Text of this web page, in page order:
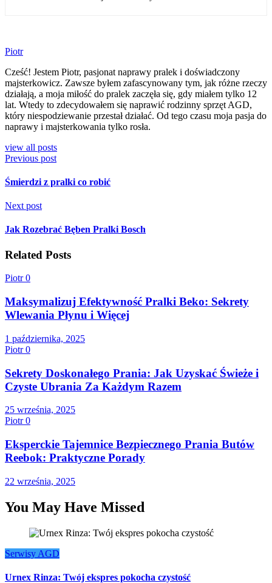
Piotr
Cześć! Jestem Piotr, pasjonat naprawy pralek i doświadczony
majsterkowicz. Zawsze byłem zafascynowany tym, jak różne rzeczy
działają, a moja miłość do pralek zaczęła się, gdy miałem tylko 12
lat. Wtedy to zdecydowałem się naprawić rodzinny sprzęt AGD,
który niespodziewanie przestał działać. Od tego czasu moja pasja do
naprawy i majsterkowania tylko rosła.
view all posts
Previous post
Śmierdzi z pralki co robić
Next post
Jak Rozebrać Bęben Pralki Bosch
Related Posts
Piotr0
Maksymalizuj Efektywność Pralki Beko: Sekrety
Wlewania Płynu i Więcej
1 października, 2025
Piotr0
Sekrety Doskonałego Prania: Jak Uzyskać Świeże i
Czyste Ubrania Za Każdym Razem
25 września, 2025
Piotr0
Eksperckie Tajemnice Bezpiecznego Prania Butów
Reebok: Praktyczne Porady
22 września, 2025
You May Have Missed
Serwisy AGD
Urnex Rinza: Twój ekspres pokocha czystość